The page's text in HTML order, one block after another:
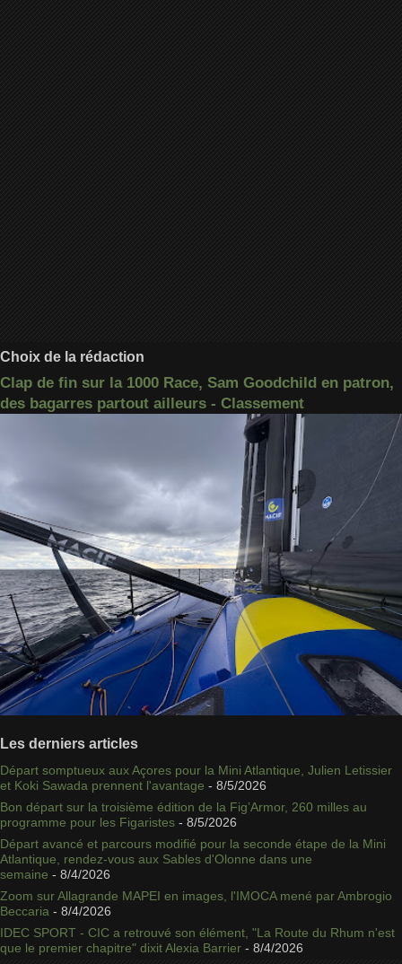
Choix de la rédaction
Clap de fin sur la 1000 Race, Sam Goodchild en patron,
des bagarres partout ailleurs - Classement
Les derniers articles
Départ somptueux aux Açores pour la Mini Atlantique, Julien Letissier
et Koki Sawada prennent l'avantage - 8/5/2026
Bon départ sur la troisième édition de la Fig’Armor, 260 milles au
programme pour les Figaristes - 8/5/2026
Départ avancé et parcours modifié pour la seconde étape de la Mini
Atlantique, rendez-vous aux Sables d'Olonne dans une
semaine - 8/4/2026
Zoom sur Allagrande MAPEI en images, l'IMOCA mené par Ambrogio
Beccaria - 8/4/2026
IDEC SPORT - CIC a retrouvé son élément, "La Route du Rhum n'est
que le premier chapitre" dixit Alexia Barrier - 8/4/2026